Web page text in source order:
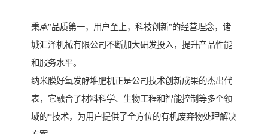
秉承"品质第一，用户至上，科技创新"的经营理念，诸
城汇泽机械有限公司不断加大研发投入，提升产品性能
和服务水平。
纳米膜好氧发酵堆肥机正是公司技术创新成果的杰出代
表，它融合了材料科学、生物工程和智能控制等多个领
域的*技术，为用户提供了全方位的有机废弃物处理解决